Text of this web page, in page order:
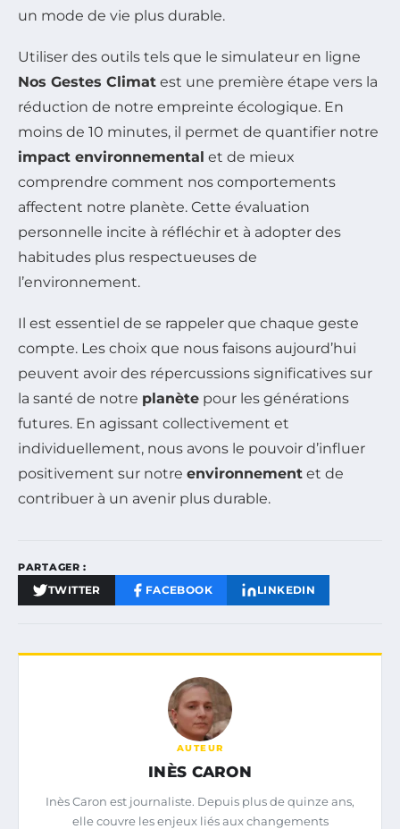
un mode de vie plus durable.
Utiliser des outils tels que le simulateur en ligne
Nos Gestes Climat est une première étape vers la
réduction de notre empreinte écologique. En
moins de 10 minutes, il permet de quantifier notre
impact environnemental et de mieux
comprendre comment nos comportements
affectent notre planète. Cette évaluation
personnelle incite à réfléchir et à adopter des
habitudes plus respectueuses de
l’environnement.
Il est essentiel de se rappeler que chaque geste
compte. Les choix que nous faisons aujourd’hui
peuvent avoir des répercussions significatives sur
la santé de notre planète pour les générations
futures. En agissant collectivement et
individuellement, nous avons le pouvoir d’influer
positivement sur notre environnement et de
contribuer à un avenir plus durable.
PARTAGER :
TWITTER FACEBOOK LINKEDIN
AUTEUR
INÈS CARON
Inès Caron est journaliste. Depuis plus de quinze ans,
elle couvre les enjeux liés aux changements